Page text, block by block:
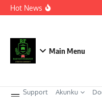
Lewati ke konten
Hot News
STRATEGI
Berkeadaban:
Kelangkaan
Main Menu
Support Akunku